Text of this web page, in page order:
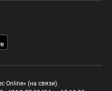
Online» (на связи).